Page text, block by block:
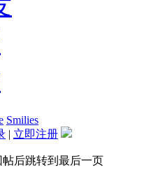
Smilies
| 立即注册
帖后跳转到最后一页